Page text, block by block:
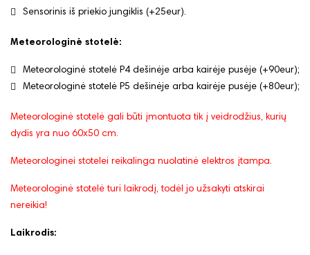
Sensorinis iš priekio jungiklis (+25eur).
Meteorologinė stotelė:
Meteorologinė stotelė P4 dešinėje arba kairėje pusėje (+90eur);
Meteorologinė stotelė P5 dešinėje arba kairėje pusėje (+80eur);
Meteorologinė stotelė gali būti įmontuota tik į veidrodžius, kurių
dydis yra nuo 60x50 cm.
Meteorologinei stotelei reikalinga nuolatinė elektros įtampa.
Meteorologinė stotelė turi laikrodį, todėl jo užsakyti atskirai
nereikia!
Laikrodis: